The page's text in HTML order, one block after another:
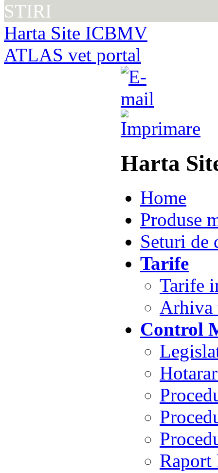
STIRI
Harta Site ICBMV
ATLAS vet portal
Harta
Home
Produse
Seturi de
Tarife
Tarife
Arhiva
Control
Raport